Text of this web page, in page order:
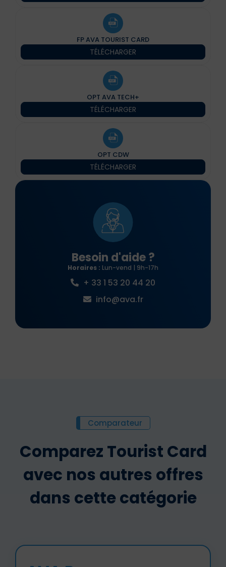
FP AVA TOURIST CARD
TÉLÉCHARGER
OPT AVA TECH+
TÉLÉCHARGER
OPT CDW
TÉLÉCHARGER
Besoin d'aide ?
Horaires : Lun-vend | 9h-17h
+ 33 1 53 20 44 20
info@ava.fr
Comparateur
Comparez Tourist Card
avec nos autres offres
dans cette catégorie